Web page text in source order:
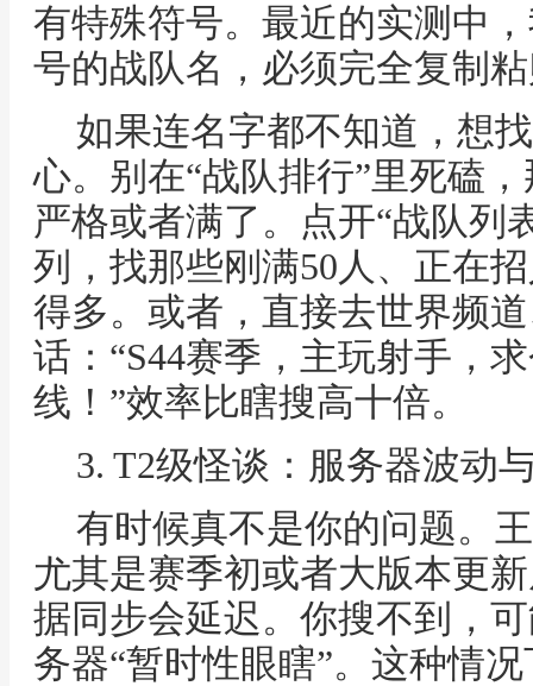
有特殊符号。最近的实测中
号的战队名，必须完全复制
如果连名字都不知道，想
心。别在“战队排行”里死磕
严格或者满了。点开“战队列
列，找那些刚满50人、正在
得多。或者，直接去世界频
话：“S44赛季，主玩射手，
线！”效率比瞎搜高十倍。
3. T2级怪谈：服务器波动
有时候真不是你的问题。
尤其是赛季初或者大版本更
据同步会延迟。你搜不到，
务器“暂时性眼瞎”。这种情